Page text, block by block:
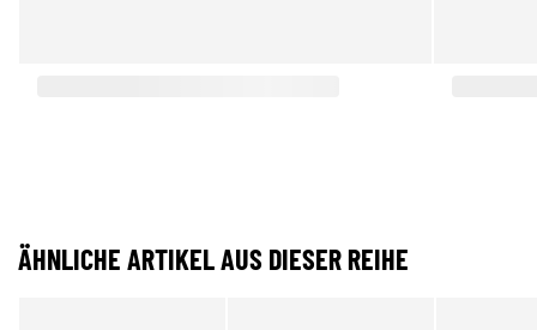
ÄHNLICHE ARTIKEL AUS DIESER REIHE